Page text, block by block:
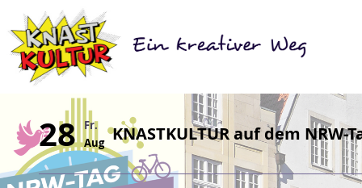
28
Fr.
Aug KNASTKULTUR auf dem NRW-